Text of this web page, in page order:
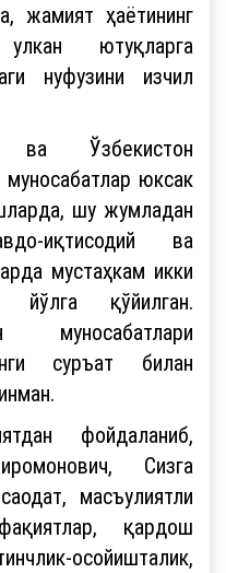
жамият ҳаётининг
ютуқларга
нуфузини изчил
ва Ўзбекистон
муносабатлар юксак
шу жумладан
иқтисодий ва
мустаҳкам икки
йўлга қўйилган.
муносабатлари
суръат билан
фойдаланиб,
Сизга
масъулиятли
қардош
осойишталик,